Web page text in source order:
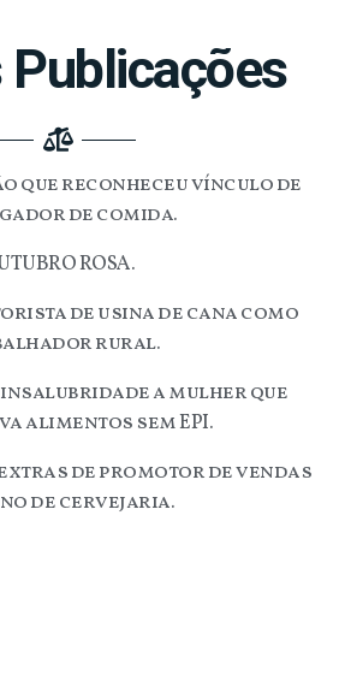
que reconheceu vínculo de
de comida.
ROSA.
de usina de cana como
rural.
a mulher que
alimentos sem EPI.
de promotor de vendas
de cervejaria.